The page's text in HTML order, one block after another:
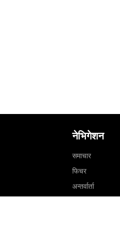
नेभिगेशन
समाचार
फिचर
अन्तर्वार्ता